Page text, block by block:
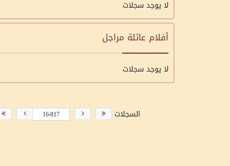
لا يوجد سجلات
أفلام عائلة مراجل
لا يوجد سجلات
السجلات